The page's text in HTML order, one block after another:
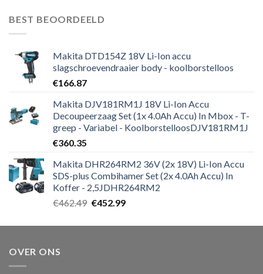
€271.19.
BEST BEOORDEELD
Makita DTD154Z 18V Li-Ion accu
slagschroevendraaier body - koolborstelloos
€166.87
Makita DJV181RM1J 18V Li-Ion Accu
Decoupeerzaag Set (1x 4.0Ah Accu) In Mbox - T-
greep - Variabel - KoolborstelloosDJV181RM1J
€360.35
Makita DHR264RM2 36V (2x 18V) Li-Ion Accu
SDS-plus Combihamer Set (2x 4.0Ah Accu) In
Koffer - 2,5JDHR264RM2
€462.49 Oorspronkelijke
was:
€452.99Huidige
is:
OVER ONS